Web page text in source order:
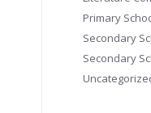
Primary
Secondary
Secondary